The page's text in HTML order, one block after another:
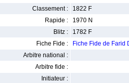
Classement :
1822 F
Rapide :
1970 N
Blitz :
1782 F
Fiche Fide :
Fiche Fide de Farid
Arbitre national :
Arbitre fide :
Initiateur :